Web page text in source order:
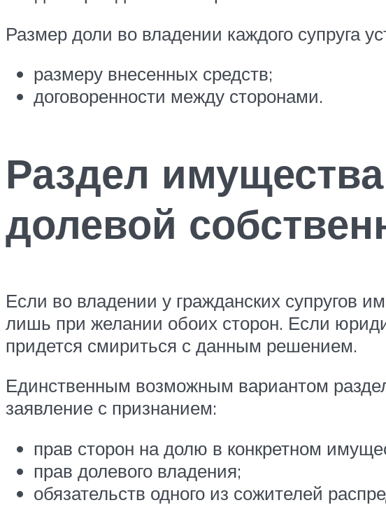
Размер доли во владении каждого супруга
размеру внесенных средств;
договоренности между сторонами.
Раздел
долевой
Если во владении у гражданских супругов
лишь при желании обоих сторон. Если
придется смириться с данным решением.
Единственным возможным вариантом
заявление с признанием:
прав сторон на долю в конкретном
прав долевого владения;
обязательств одного из сожителей